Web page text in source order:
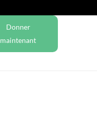
Donner
maintenant